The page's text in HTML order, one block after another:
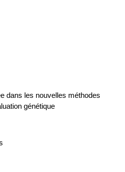
dans les nouvelles méthodes
génétique